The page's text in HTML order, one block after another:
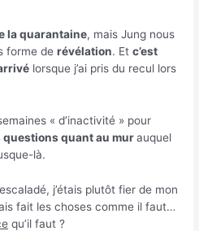
la quarantaine, mais Jung nous
forme derévélation. Etc’est
lorsque j’ai pris du recul lors
« d’inactivité » pour
questions quant au murauquel
là.
j’étais plutôt fier de mon
fait les choses comme il faut…
qu’il faut ?